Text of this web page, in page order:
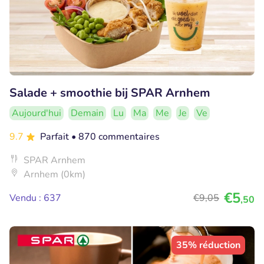
Salade + smoothie bij SPAR Arnhem
Aujourd'hui Demain Lu Ma Me Je
Ve
9.7
Parfait • 870 commentaires
SPAR Arnhem
Arnhem (0km)
Vendu : 637
€9,05 €5,50
35% réduction